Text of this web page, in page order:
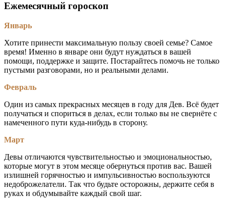
Ежемесячный гороскоп
Январь
Хотите принести максимальную пользу своей семье? Самое
время! Именно в январе они будут нуждаться в вашей
помощи, поддержке и защите. Постарайтесь помочь не только
пустыми разговорами, но и реальными делами.
Февраль
Один из самых прекрасных месяцев в году для Дев. Всё будет
получаться и спориться в делах, если только вы не свернёте с
намеченного пути куда-нибудь в сторону.
Март
Девы отличаются чувствительностью и эмоциональностью,
которые могут в этом месяце обернуться против вас. Вашей
излишней горячностью и импульсивностью воспользуются
недоброжелатели. Так что будьте осторожны, держите себя в
руках и обдумывайте каждый свой шаг.